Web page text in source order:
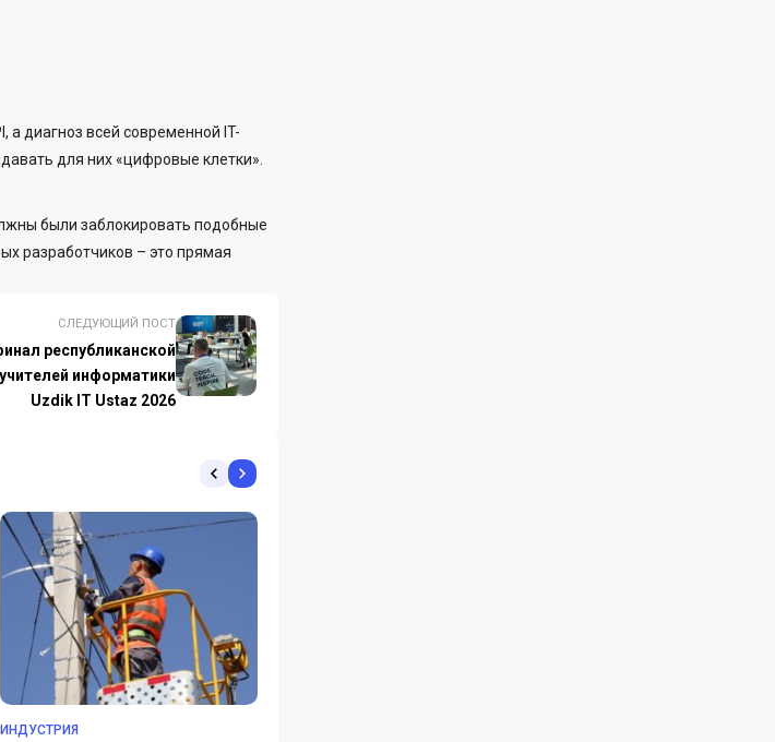
а диагноз всей современной IT-
для них «цифровые клетки».
были заблокировать подобные
разработчиков – это прямая
СЛЕДУЮЩИЙ ПОСТ
республиканской
информатики
Uzdik IT Ustaz 2026
ИНДУСТРИЯ